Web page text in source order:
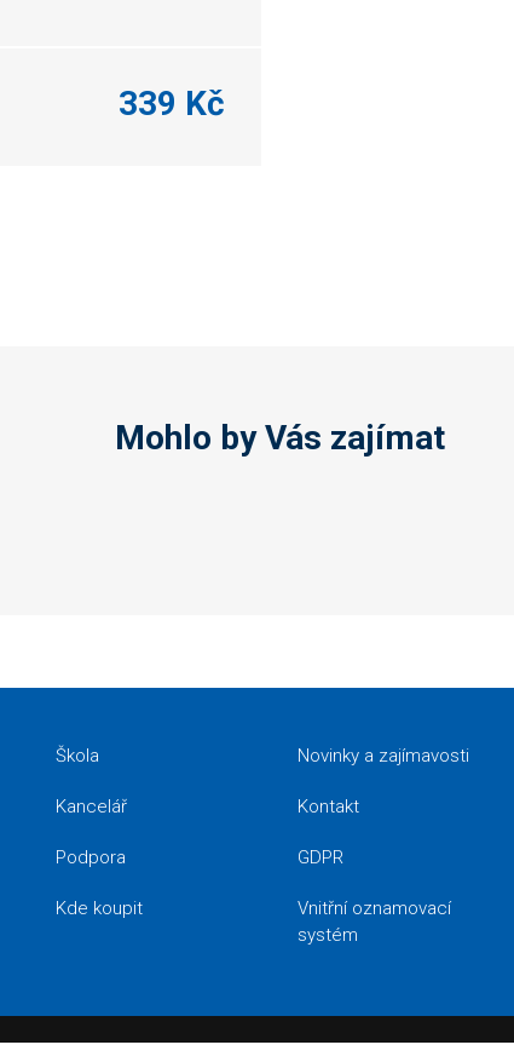
339 Kč
Mohlo by Vás zajímat
Škola
Kancelář
Podpora
Kde koupit
Novinky a zajímavosti
Kontakt
GDPR
Vnitřní oznamovací
systém